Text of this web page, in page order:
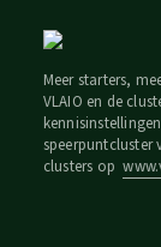
Meer starters,
VLAIO en de
speerpuntcluster
clusters op